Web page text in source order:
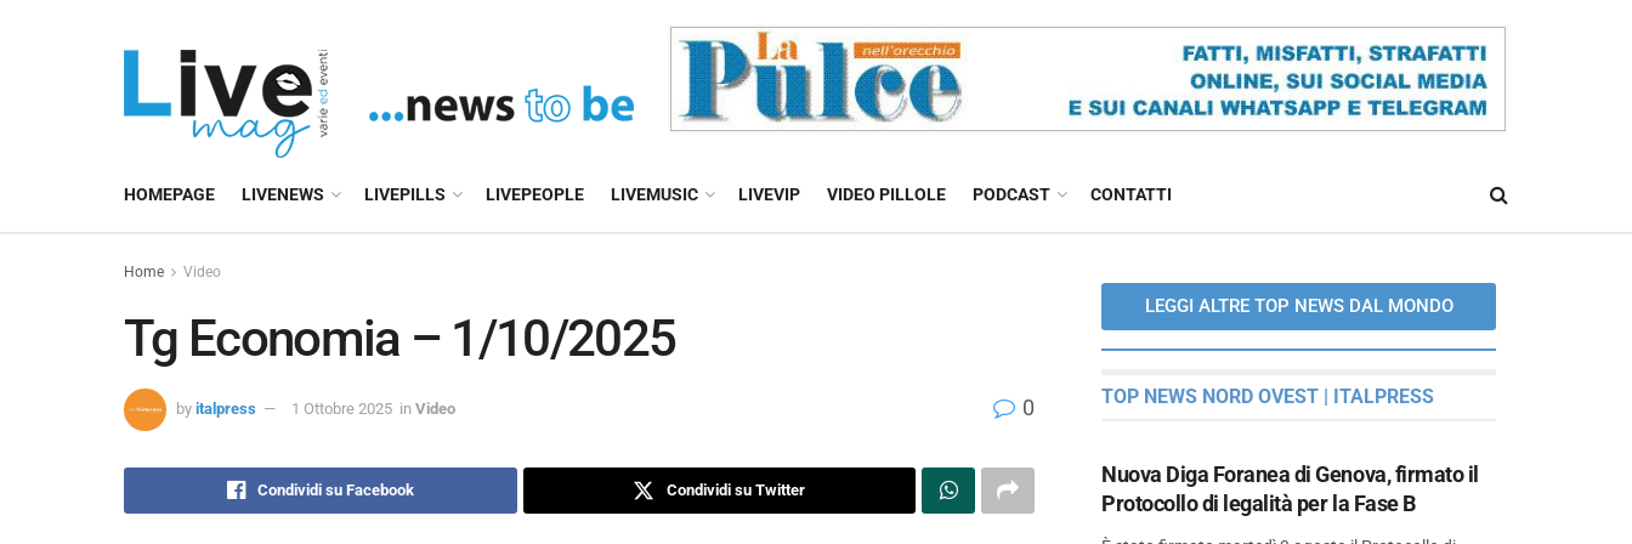
HOMEPAGE LIVENEWS LIVEPILLS LIVEPEOPLE LIVEMUSIC LIVEVIP VIDEO PILLOLE PODCAST CONTATTI
Home Video
Tg Economia – 1/10/2025
by italpress 1 Ottobre 2025 in Video 0
Condividi su Facebook Condividi su Twitter
LEGGI ALTRE TOP NEWS DAL MONDO
TOP NEWS NORD OVEST | ITALPRESS
Nuova Diga Foranea di Genova, firmato il
Protocollo di legalità per la Fase B